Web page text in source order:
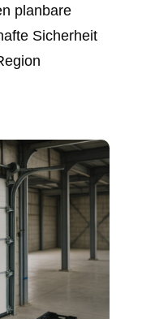
planbare
Sicherheit